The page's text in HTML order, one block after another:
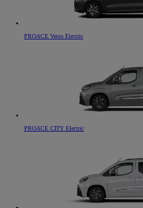
PROACE Verso Electric
PROACE CITY Electric